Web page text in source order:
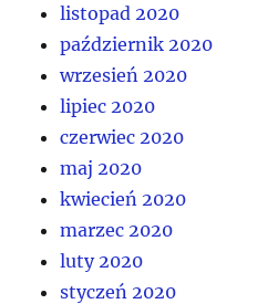
listopad 2020
październik 2020
wrzesień 2020
lipiec 2020
czerwiec 2020
maj 2020
kwiecień 2020
marzec 2020
luty 2020
styczeń 2020